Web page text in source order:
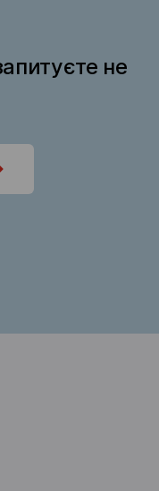
не